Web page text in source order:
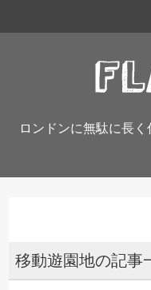
ロンドンに無駄に長
移動遊園地の記事